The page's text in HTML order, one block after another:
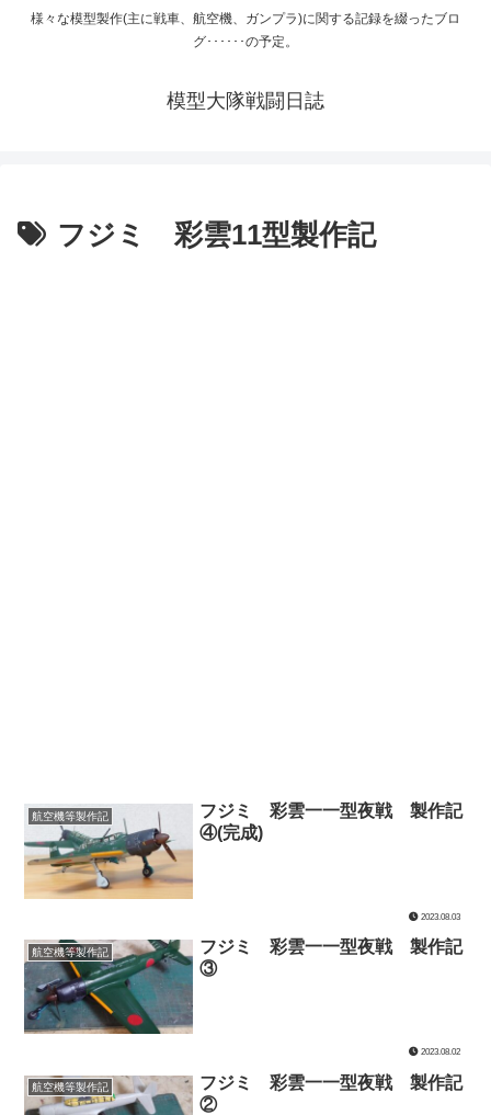
様々な模型製作(主に戦車、航空機、ガンプラ)に関する記録を綴ったブロ
グ･･････の予定。
模型大隊戦闘日誌
フジミ 彩雲11型製作記
航空機等製作記
フジミ 彩雲一一型夜戦 製作記
④(完成)
2023.08.03
航空機等製作記
フジミ 彩雲一一型夜戦 製作記
③
2023.08.02
航空機等製作記
フジミ 彩雲一一型夜戦 製作記
②